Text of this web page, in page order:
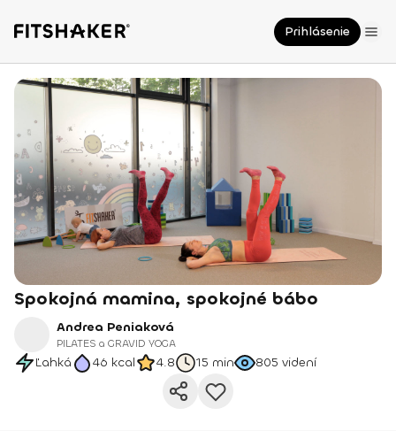
Prihlásenie
Spokojná mamina, spokojné bábo
Andrea Peniaková
PILATES a GRAVID YOGA
Ľahká 46 kcal 4.8 15 min 805 videní